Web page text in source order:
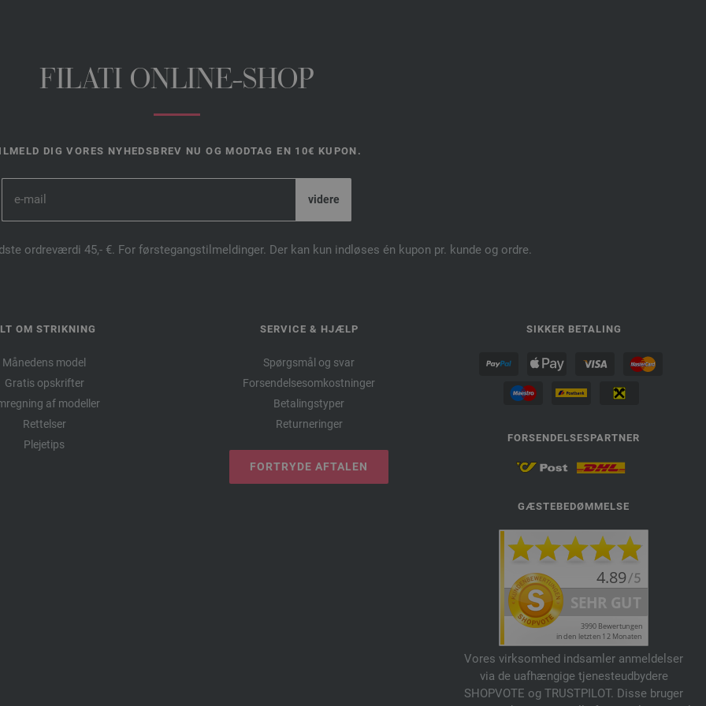
FILATI ONLINE-SHOP
DIG VORES NYHEDSBREV NU OG MODTAG EN 10€ KUPON.
ordreværdi 45,- €. For førstegangstilmeldinger. Der kan kun indløses én kupon pr. kunde og ordre.
OM STRIKNING
Månedens model
Gratis opskrifter
af modeller
Rettelser
Plejetips
SERVICE & HJÆLP
Spørgsmål og svar
Forsendelsesomkostninger
Betalingstyper
Returneringer
FORTRYDE AFTALEN
SIKKER BETALING
FORSENDELSESPARTNER
GÆSTEBEDØMMELSE
Vores virksomhed indsamler anmeldelser
via de uafhængige tjenesteudbydere
SHOPVOTE og TRUSTPILOT. Disse bruger